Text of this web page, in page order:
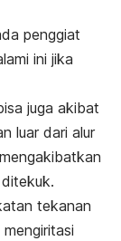
penggiat
ini jika
juga akibat
luar dari alur
tekanan